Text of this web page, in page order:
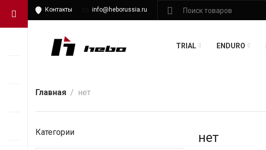
Контакты info@heborussia.ru
TRIAL ENDURO
Главная нет
Категории нет